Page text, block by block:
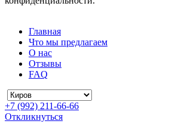
Главная
Что мы предлагаем
О нас
Отзывы
FAQ
+7 (992) 211-66-66
Откликнуться